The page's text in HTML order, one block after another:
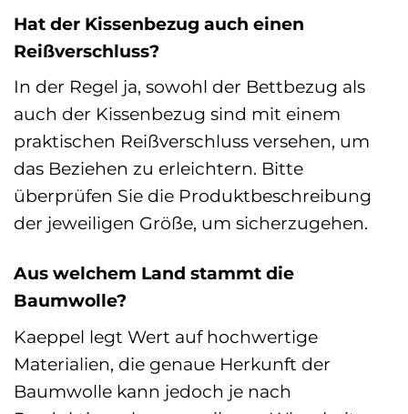
Hat der Kissenbezug auch einen
Reißverschluss?
In der Regel ja, sowohl der Bettbezug als
auch der Kissenbezug sind mit einem
praktischen Reißverschluss versehen, um
das Beziehen zu erleichtern. Bitte
überprüfen Sie die Produktbeschreibung
der jeweiligen Größe, um sicherzugehen.
Aus welchem Land stammt die
Baumwolle?
Kaeppel legt Wert auf hochwertige
Materialien, die genaue Herkunft der
Baumwolle kann jedoch je nach